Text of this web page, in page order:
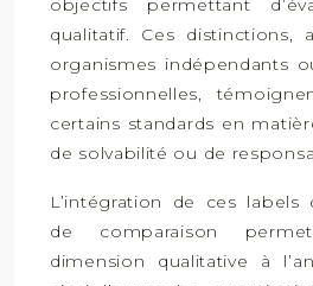
objectifs permettant
qualitatif. Ces distinctions,
organismes indépendants
professionnelles,
certains standards en
de solvabilité ou de
L’intégration de ces labels
de comparaison
dimension qualitative à